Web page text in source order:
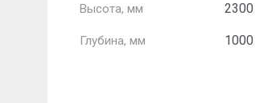
Высота, мм 2300
Глубина, мм 1000